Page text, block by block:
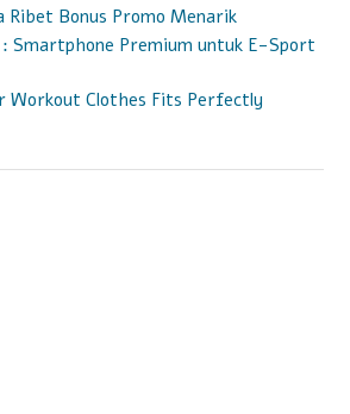
Ribet Bonus Promo Menarik
: Smartphone Premium untuk E-Sport
Workout Clothes Fits Perfectly